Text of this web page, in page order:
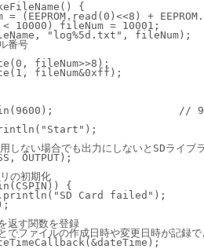
{
+
fileNum = 10001;
"log%5d.txt", fileNum);
号
fileNum>>8);
fileNum&0xff);
//
い場合でも出力にしないとSDライブ
OUTPUT);
初期化
{
Card failed");
す関数を登録
ァイルの作成日時や変更日時が記録で